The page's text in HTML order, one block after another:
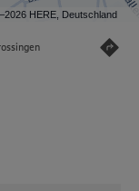
HERE, Deutschland